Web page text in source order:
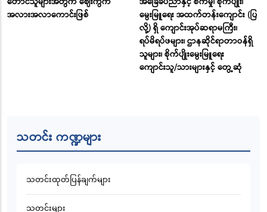
အလားအလာကောင်းဖြစ်
မွေးမြူရေး အထက်တန်းကျောင်း (ပြ
လို့) ရှိ ကျောင်းအုပ်ဆရာမကြီး၊
ရပ်မိရပ်ဖများ၊ ဌာနဆိုင်ရာတာဝန်ရှိ
သူများ၊ စိုက်ပျိုးမွေးမြူရေး
ကျောင်းသူ/သားများနှင့် တွေ့ဆုံ
သတင်း ကဏ္ဍများ
သတင်းထုတ်ပြန်ချက်များ
သတင်းများ